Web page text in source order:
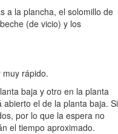
a la plancha, el solomillo de
(de vicio) y los
muy rápido.
baja y otro en la planta
el de la planta baja. Si
por lo que la espera no
el tiempo aproximado.